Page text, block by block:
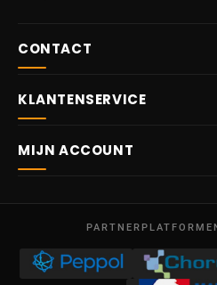
CONTACT
Ma – Vr
09:00 – 17:00
BTW BE 0641.740.320 - RPR Luik
KLANTENSERVICE
Levering
Verkoopsvoorwaarden
Privacybeleid
MIJN ACCOUNT
Mijn creditnota's